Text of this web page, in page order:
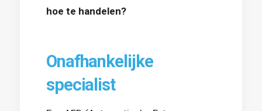
hoe te handelen?
Onafhankelijke
specialist